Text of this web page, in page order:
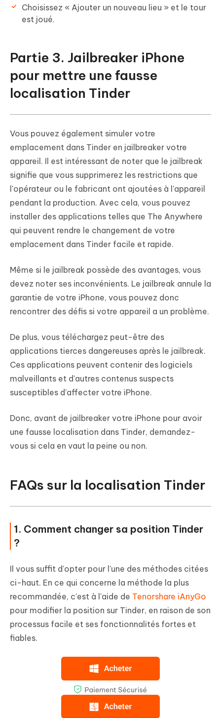
Choisissez « Ajouter un nouveau lieu » et le tour
est joué.
Partie 3. Jailbreaker iPhone
pour mettre une fausse
localisation Tinder
Vous pouvez également simuler votre
emplacement dans Tinder en jailbreaker votre
appareil. Il est intéressant de noter que le jailbreak
signifie que vous supprimerez les restrictions que
l'opérateur ou le fabricant ont ajoutées à l'appareil
pendant la production. Avec cela, vous pouvez
installer des applications telles que The Anywhere
qui peuvent rendre le changement de votre
emplacement dans Tinder facile et rapide.
Même si le jailbreak possède des avantages, vous
devez noter ses inconvénients. Le jailbreak annule la
garantie de votre iPhone, vous pouvez donc
rencontrer des défis si votre appareil a un problème.
De plus, vous téléchargez peut-être des
applications tierces dangereuses après le jailbreak.
Ces applications peuvent contenir des logiciels
malveillants et d'autres contenus suspects
susceptibles d'affecter votre iPhone.
Donc, avant de jailbreaker votre iPhone pour avoir
une fausse localisation dans Tinder, demandez-
vous si cela en vaut la peine ou non.
FAQs sur la localisation Tinder
1. Comment changer sa position Tinder
?
Il vous suffit d'opter pour l'une des méthodes citées
ci-haut. En ce qui concerne la méthode la plus
recommandée, c'est à l'aide de Tenorshare iAnyGo
pour modifier la position sur Tinder, en raison de son
processus facile et ses fonctionnalités fortes et
fiables.